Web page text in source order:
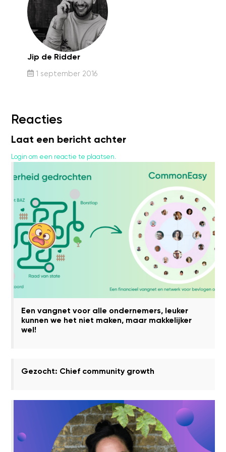
Jip de Ridder
1 september 2016
Reacties
Laat een bericht achter
Login om een reactie te plaatsen.
Een vangnet voor alle ondernemers, leuker
kunnen we het niet maken, maar makkelijker
wel!
Gezocht: Chief community growth